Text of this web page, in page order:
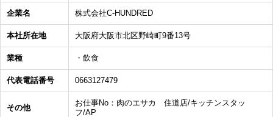
企業名 株式会社C-HUNDRED
本社所在地 大阪府大阪市北区野崎町9番13号
業種 ・飲食
代表電話番号 0663127479
その他
お仕事No：肉のエサカ 住道店/キッチンスタッ
フ/AP